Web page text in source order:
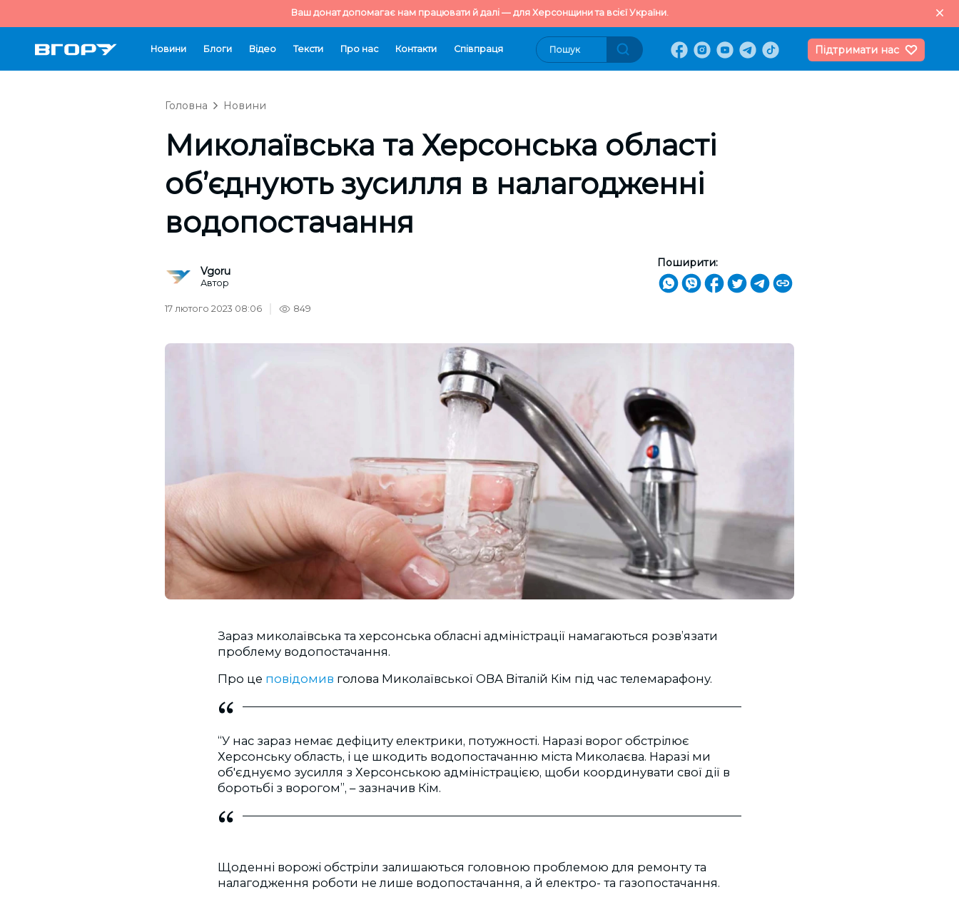
Ваш донат допомагає нам працювати й далі — для Херсонщини та всієї України.
Новини Блоги Відео Тексти Про нас Контакти Cпівпраця Підтримати нас
Головна Новини
Миколаївська та Херсонська області
об’єднують зусилля в налагодженні
водопостачання
Vgoru
Автор
Поширити:
17 лютого 2023 08:06 849
Зараз миколаївська та херсонська обласні адміністрації намагаються розв’язати
проблему водопостачання.
Про це повідомив голова Миколаївської ОВА Віталій Кім під час телемарафону.
“У нас зараз немає дефіциту електрики, потужності. Наразі ворог обстрілює
Херсонську область, і це шкодить водопостачанню міста Миколаєва. Наразі ми
об'єднуємо зусилля з Херсонською адміністрацією, щоби координувати свої дії в
боротьбі з ворогом”, – зазначив Кім.
Щоденні ворожі обстріли залишаються головною проблемою для ремонту та
налагодження роботи не лише водопостачання, а й електро- та газопостачання.